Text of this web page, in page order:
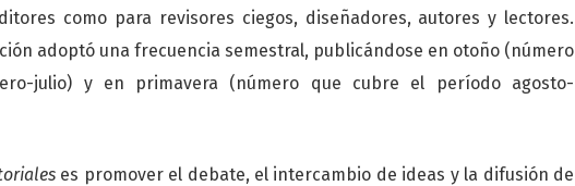
como para revisores ciegos, diseñadores, autores y lectores.
adoptó una frecuencia semestral, publicándose en otoño (número
julio) y en primavera (número que cubre el período agosto-
es promover el debate, el intercambio de ideas y la difusión de